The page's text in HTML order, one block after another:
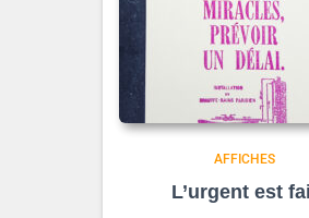
AFFICHES
L’urgent est